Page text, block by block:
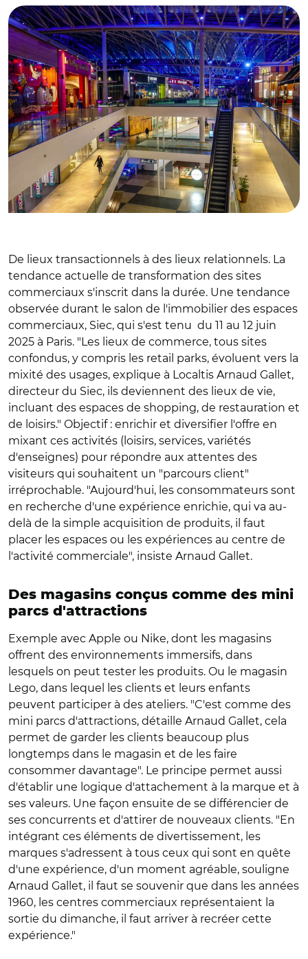
De lieux transactionnels à des lieux relationnels. La
tendance actuelle de transformation des sites
commerciaux s'inscrit dans la durée. Une tendance
observée durant le salon de l'immobilier des espaces
commerciaux, Siec, qui s'est tenu du 11 au 12 juin
2025 à Paris. "Les lieux de commerce, tous sites
confondus, y compris les retail parks, évoluent vers la
mixité des usages, explique à Localtis Arnaud Gallet,
directeur du Siec, ils deviennent des lieux de vie,
incluant des espaces de shopping, de restauration et
de loisirs." Objectif : enrichir et diversifier l'offre en
mixant ces activités (loisirs, services, variétés
d'enseignes) pour répondre aux attentes des
visiteurs qui souhaitent un "parcours client"
irréprochable. "Aujourd'hui, les consommateurs sont
en recherche d'une expérience enrichie, qui va au-
delà de la simple acquisition de produits, il faut
placer les espaces ou les expériences au centre de
l'activité commerciale", insiste Arnaud Gallet.
Des magasins conçus comme des mini
parcs d'attractions
Exemple avec Apple ou Nike, dont les magasins
offrent des environnements immersifs, dans
lesquels on peut tester les produits. Ou le magasin
Lego, dans lequel les clients et leurs enfants
peuvent participer à des ateliers. "C'est comme des
mini parcs d'attractions, détaille Arnaud Gallet, cela
permet de garder les clients beaucoup plus
longtemps dans le magasin et de les faire
consommer davantage". Le principe permet aussi
d'établir une logique d'attachement à la marque et à
ses valeurs. Une façon ensuite de se différencier de
ses concurrents et d'attirer de nouveaux clients. "En
intégrant ces éléments de divertissement, les
marques s'adressent à tous ceux qui sont en quête
d'une expérience, d'un moment agréable, souligne
Arnaud Gallet, il faut se souvenir que dans les années
1960, les centres commerciaux représentaient la
sortie du dimanche, il faut arriver à recréer cette
expérience."